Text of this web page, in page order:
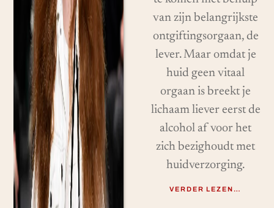
van zijn belangrijkste
ontgiftingsorgaan, de
lever. Maar omdat je
huid geen vitaal
orgaan is breekt je
lichaam liever eerst de
alcohol af voor het
zich bezighoudt met
huidverzorging.
VERDER LEZEN…